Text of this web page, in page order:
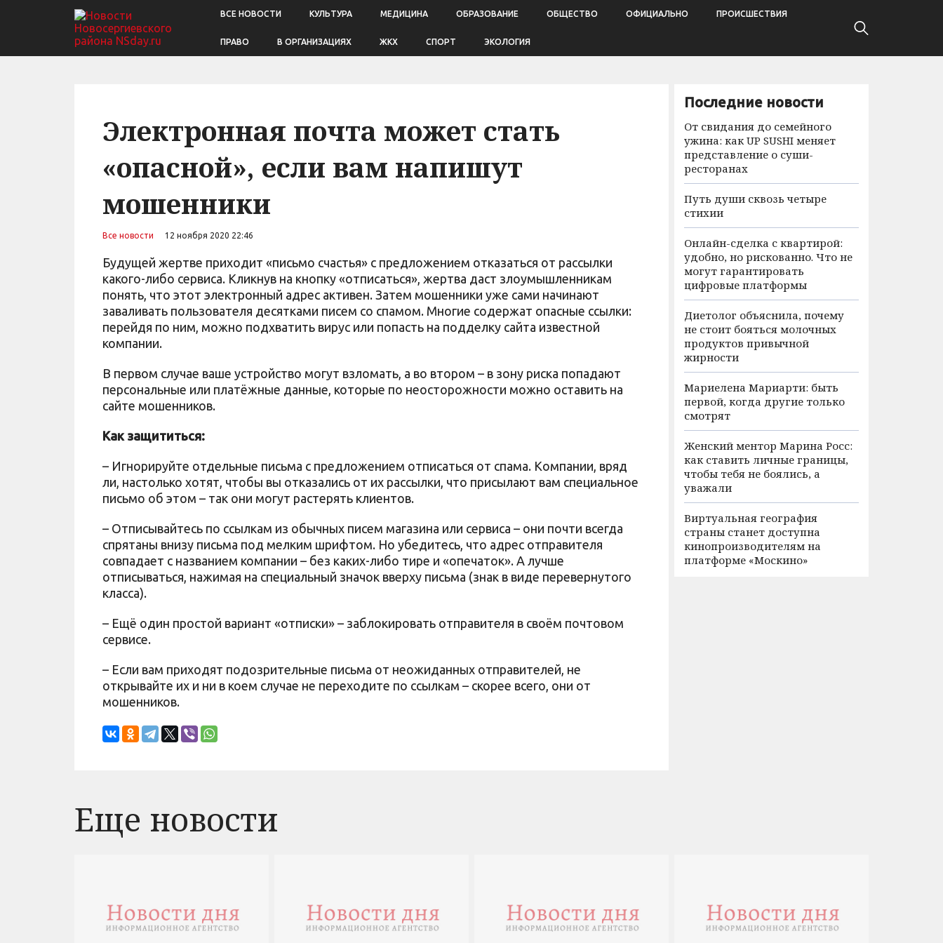
ВСЕ НОВОСТИ КУЛЬТУРА МЕДИЦИНА ОБРАЗОВАНИЕ ОБЩЕСТВО ОФИЦИАЛЬНО ПРОИСШЕСТВИЯ
ПРАВО В ОРГАНИЗАЦИЯХ ЖКХ СПОРТ ЭКОЛОГИЯ
Электронная почта может стать
«опасной», если вам напишут
мошенники
Все новости 12 ноября 2020 22:46
Будущей жертве приходит «письмо счастья» с предложением отказаться от рассылки
какого-либо сервиса. Кликнув на кнопку «отписаться», жертва даст злоумышленникам
понять, что этот электронный адрес активен. Затем мошенники уже сами начинают
заваливать пользователя десятками писем со спамом. Многие содержат опасные ссылки:
перейдя по ним, можно подхватить вирус или попасть на подделку сайта известной
компании.
В первом случае ваше устройство могут взломать, а во втором – в зону риска попадают
персональные или платёжные данные, которые по неосторожности можно оставить на
сайте мошенников.
Как защититься:
– Игнорируйте отдельные письма с предложением отписаться от спама. Компании, вряд
ли, настолько хотят, чтобы вы отказались от их рассылки, что присылают вам специальное
письмо об этом – так они могут растерять клиентов.
– Отписывайтесь по ссылкам из обычных писем магазина или сервиса – они почти всегда
спрятаны внизу письма под мелким шрифтом. Но убедитесь, что адрес отправителя
совпадает с названием компании – без каких-либо тире и «опечаток». А лучше
отписываться, нажимая на специальный значок вверху письма (знак в виде перевернутого
класса).
– Ещё один простой вариант «отписки» – заблокировать отправителя в своём почтовом
сервисе.
– Если вам приходят подозрительные письма от неожиданных отправителей, не
открывайте их и ни в коем случае не переходите по ссылкам – скорее всего, они от
мошенников.
Последние новости
От свидания до семейного
ужина: как UP SUSHI меняет
представление о суши-
ресторанах
Путь души сквозь четыре
стихии
Онлайн-сделка с квартирой:
удобно, но рискованно. Что не
могут гарантировать
цифровые платформы
Диетолог объяснила, почему
не стоит бояться молочных
продуктов привычной
жирности
Мариелена Мариарти: быть
первой, когда другие только
смотрят
Женский ментор Марина Росс:
как ставить личные границы,
чтобы тебя не боялись, а
уважали
Виртуальная география
страны станет доступна
кинопроизводителям на
платформе «Москино»
Еще новости